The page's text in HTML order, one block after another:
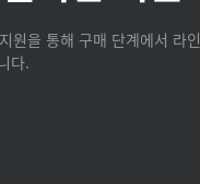
원을 통해 구매 단계에서 라인
다.